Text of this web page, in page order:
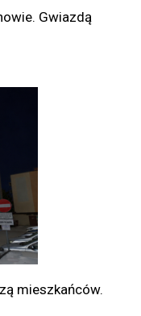
Gwiazdą
mieszkańców.